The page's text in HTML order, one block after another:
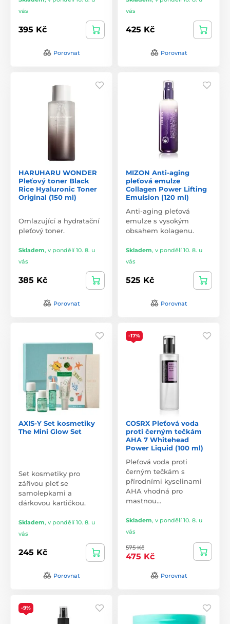
vás
395 Kč
Porovnat
vás
425 Kč
Porovnat
HARUHARU WONDER
Pleťový toner Black
Rice Hyaluronic Toner
Original (150 ml)
Omlazující a hydratační
pleťový toner.
Skladem, v pondělí 10. 8. u
vás
385 Kč
Porovnat
MIZON Anti-aging
pleťová emulze
Collagen Power Lifting
Emulsion (120 ml)
Anti-aging pleťová
emulze s vysokým
obsahem kolagenu.
Skladem, v pondělí 10. 8. u
vás
525 Kč
Porovnat
AXIS-Y Set kosmetiky
The Mini Glow Set
Set kosmetiky pro
zářivou pleť se
samolepkami a
dárkovou kartičkou.
Skladem, v pondělí 10. 8. u
vás
245 Kč
Porovnat
-17%
COSRX Pleťová voda
proti černým tečkám
AHA 7 Whitehead
Power Liquid (100 ml)
Pleťová voda proti
černým tečkám s
přírodními kyselinami
AHA vhodná pro
mastnou…
Skladem, v pondělí 10. 8. u
vás
575 Kč
475 Kč
Porovnat
-9%